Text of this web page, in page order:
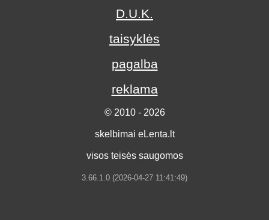
D.U.K.
taisyklės
pagalba
reklama
© 2010 - 2026
skelbimai eLenta.lt
visos teisės saugomos
3.66.1.0 (2026-04-27 11:41:49)